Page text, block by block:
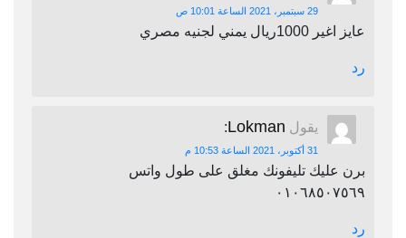
29 سبتمبر، 2021 الساعة 10:01 ص
عايز اغير 1000ريال يمني لجنيه مصري
رد
يقول Lokman
:
31 أكتوبر، 2021 الساعة 10:53 م
برن عليك تليفونك مغلق على طول واتس
٠١٠٦٨٥٠٧٥٦٩
رد